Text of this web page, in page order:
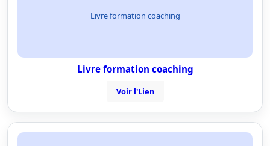
Livre formation coaching
Livre formation coaching
Voir l'Lien